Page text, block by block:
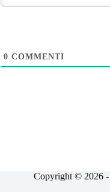
0 COMMENTI
Copyright © 2026